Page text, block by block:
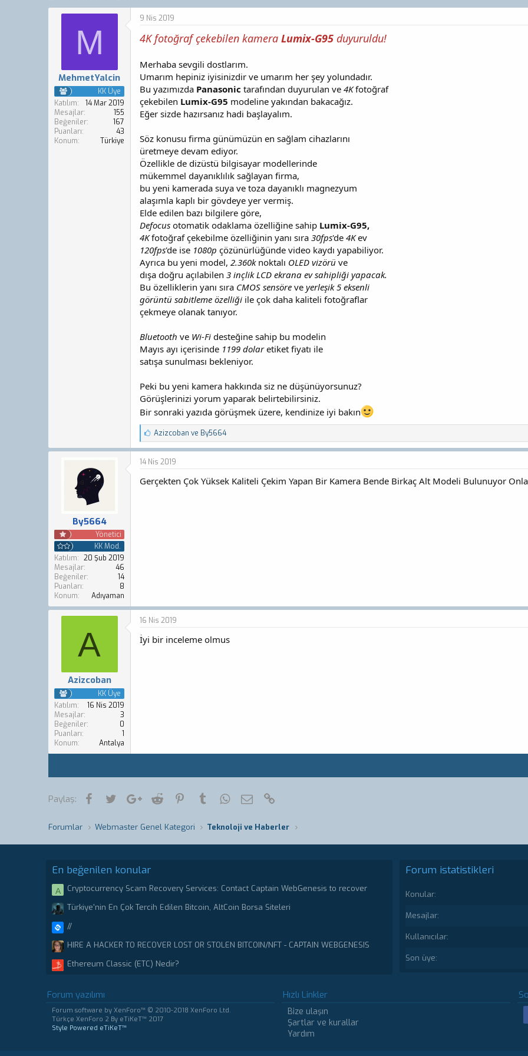
o
a
ş
l
a
t
a
n
a
a
r
i
h
i
M
MehmetYalcin
KK Üye
Katılım
14 Mar 2019
Mesajlar
155
Beğeniler
167
Puanları
43
Konum
Türkiye
9 Nis 2019
4K fotoğraf çekebilen kamera Lumix-G95 duyuruldu!
Merhaba sevgili dostlarım.
Umarım hepiniz iyisinizdir ve umarım her şey yolundadır.
Bu yazımızda Panasonic tarafından duyurulan ve 4Kfotoğraf
çekebilen Lumix-G95 modeline yakından bakacağız.
Eğer sizde hazırsanız hadi başlayalım.
Söz konusu firma günümüzün en sağlam cihazlarını
üretmeye devam ediyor.
Özellikle de dizüstü bilgisayar modellerinde
mükemmel dayanıklılık sağlayan firma,
bu yeni kamerada suya ve toza dayanıklı magnezyum
alaşımla kaplı bir gövdeye yer vermiş.
Elde edilen bazı bilgilere göre,
Defocus otomatik odaklama özelliğine sahip Lumix-G95,
4Kfotoğraf çekebilme özelliğinin yanı sıra 30fps'de 4Kev
120fps'de ise 1080p çözünürlüğünde video kaydı yapabiliyor.
Ayrıca bu yeni model, 2.360knoktalı OLED vizörü ve
dışa doğru açılabilen 3 inçlik LCD ekrana ev sahipliği yapacak.
Bu özelliklerin yanı sıra CMOS sensöre ve yerleşik 5 eksenli
görüntü sabitleme özelliği ile çok daha kaliteli fotoğraflar
çekmeye olanak tanıyor.
Bluetooth ve Wi-Fi desteğine sahip bu modelin
Mayıs ayı içerisinde 1199 dolaretiket fiyatı ile
satışa sunulması bekleniyor.
Peki bu yeni kamera hakkında siz ne düşünüyorsunuz?
Görüşlerinizi yorum yaparak belirtebilirsiniz.
Bir sonraki yazıda görüşmek üzere, kendinize iyi bakın
B
e
ğ
e
i
Azizcoban ve By5664
By5664
Yönetici
KK Mod.
Katılım
20 Şub 2019
Mesajlar
46
Beğeniler
14
Puanları
8
Konum
Adıyaman
14 Nis 2019
Gerçekten Çok Yüksek Kaliteli Çekim Yapan Bir Kamera Bende Birkaç Alt Modeli Bulunuyor
A
Azizcoban
KK Üye
Katılım
16 Nis 2019
Mesajlar
3
Beğeniler
0
Puanları
1
Konum
Antalya
16 Nis 2019
İyi bir inceleme olmus
Paylaş: FacebookTwitterGoogle+
Reddit PinterestTumblrWhatsApp
E-posta
Forumlar Webmaster Genel Kategori Teknoloji ve Haberler
En beğenilen konular
A
Cryptocurrency Scam Recovery Services: Contact Captain WebGenesis to recover
Türkiye'nin En Çok Tercih Edilen Bitcoin, AltCoin Borsa Siteleri
//
HIRE A HACKER TO RECOVER LOST OR STOLEN BITCOIN/NFT - CAPTAIN WEBGENESIS
Ethereum Classic (ETC) Nedir?
Forum istatistikleri
Konular
Mesajlar
Kullanıcılar
Son üye
Forum yazılımı
Forum software by XenForo™ © 2010-2018 XenForo Ltd.
Türkçe XenForo 2 By eTiKeT™ 2017
Style Powered eTiKeT™
Hızlı Linkler
Bize ulaşın
Şartlar ve kurallar
Yardım